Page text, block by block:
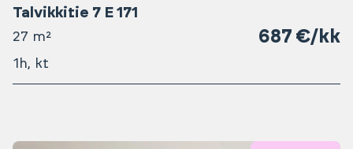
Talvikkitie 7 E 171
27 m² 687 €/kk
1h, kt